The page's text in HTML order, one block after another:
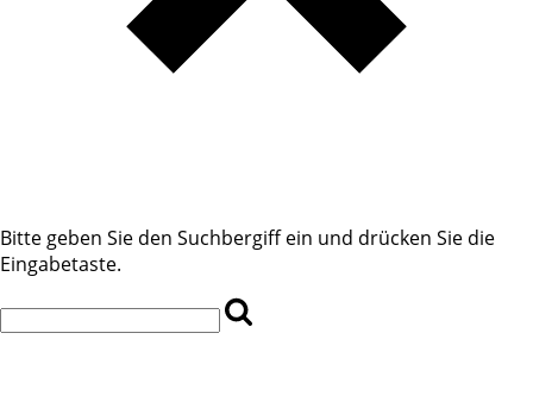
Bitte geben Sie den Suchbergiff ein und drücken Sie die
Eingabetaste.